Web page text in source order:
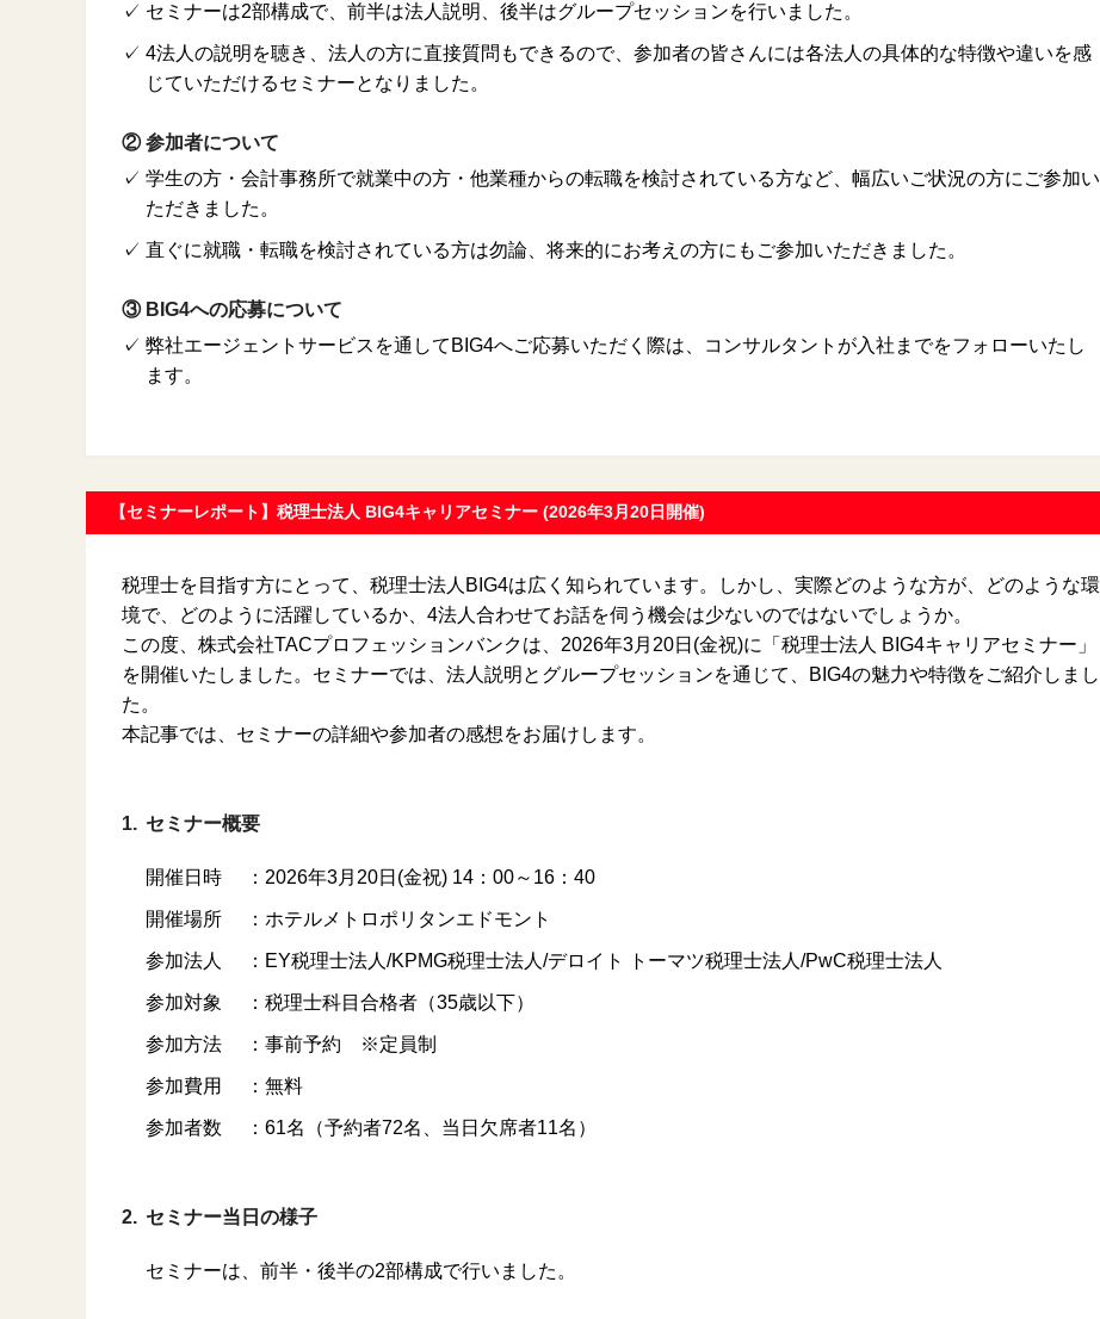
✓ セミナーは2部構成で、前半は法人説明、後半はグループセッションを行いました。
✓ 4法人の説明を聴き、法人の方に直接質問もできるので、参加者の皆さんには各法人の具体的な特徴や違いを感
じていただけるセミナーとなりました。
② 参加者について
✓ 学生の方・会計事務所で就業中の方・他業種からの転職を検討されている方など、幅広いご状況の方にご参加い
ただきました。
✓ 直ぐに就職・転職を検討されている方は勿論、将来的にお考えの方にもご参加いただきました。
③ BIG4への応募について
✓ 弊社エージェントサービスを通してBIG4へご応募いただく際は、コンサルタントが入社までをフォローいたし
ます。
【セミナーレポート】税理士法人 BIG4キャリアセミナー (2026年3月20日開催)
税理士を目指す方にとって、税理士法人BIG4は広く知られています。しかし、実際どのような方が、どのような環
境で、どのように活躍しているか、4法人合わせてお話を伺う機会は少ないのではないでしょうか。
この度、株式会社TACプロフェッションバンクは、2026年3月20日(金祝)に「税理士法人 BIG4キャリアセミナー」
を開催いたしました。セミナーでは、法人説明とグループセッションを通じて、BIG4の魅力や特徴をご紹介しまし
た。
本記事では、セミナーの詳細や参加者の感想をお届けします。
1. セミナー概要
開催日時 ： 2026年3月20日(金祝) 14：00～16：40
開催場所 ： ホテルメトロポリタンエドモント
参加法人 ： EY税理士法人/KPMG税理士法人/デロイト トーマツ税理士法人/PwC税理士法人
参加対象 ： 税理士科目合格者（35歳以下）
参加方法 ： 事前予約 ※定員制
参加費用 ： 無料
参加者数 ： 61名（予約者72名、当日欠席者11名）
2. セミナー当日の様子
セミナーは、前半・後半の2部構成で行いました。